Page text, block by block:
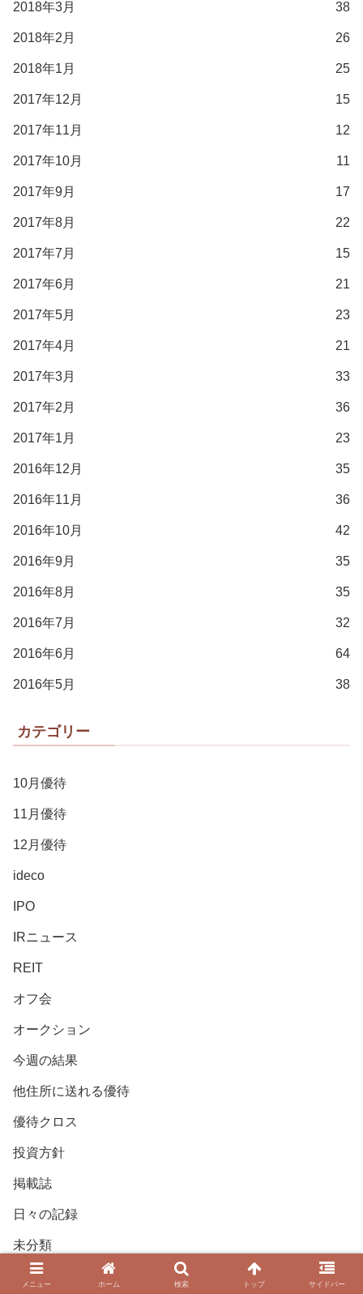
2018年3月 38
2018年2月 26
2018年1月 25
2017年12月 15
2017年11月 12
2017年10月 11
2017年9月 17
2017年8月 22
2017年7月 15
2017年6月 21
2017年5月 23
2017年4月 21
2017年3月 33
2017年2月 36
2017年1月 23
2016年12月 35
2016年11月 36
2016年10月 42
2016年9月 35
2016年8月 35
2016年7月 32
2016年6月 64
2016年5月 38
カテゴリー
10月優待
11月優待
12月優待
ideco
IPO
IRニュース
REIT
オフ会
オークション
今週の結果
他住所に送れる優待
優待クロス
投資方針
掲載誌
日々の記録
未分類
米国株
メニュー ホーム 検索 トップ サイドバー